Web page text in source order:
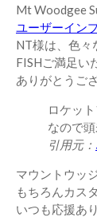
Mt Woodgee
ユーザーイン
NT様は、色々
FISHご満足い
ありがとうご
ロケッ
なので
引用元：
マウントウッ
もちろんカス
いつも応援あ